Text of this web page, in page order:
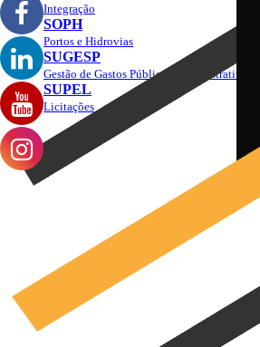
Integração
SOPH
Portos e Hidrovias
SUGESP
Gestão de Gastos Públicos Administrativos
SUPEL
Licitações